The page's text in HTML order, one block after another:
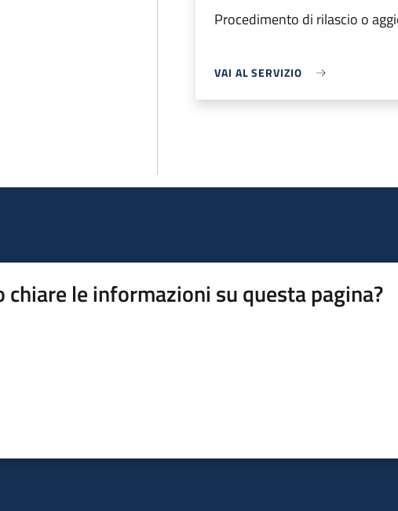
Procedimento di rilascio o
VAI AL SERVIZIO
chiare le informazioni su questa pagina?